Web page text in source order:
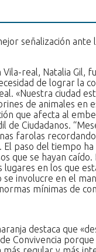
Vila-real, Natalia Gil,
de lograr la
«Nuestra ciudad
de animales en
que afecta al
de Ciudadanos.
farolas
paso del tiempo ha
que se hayan
lugares en los que
se involucre en el
mínimas de
destaca que
Convivencia